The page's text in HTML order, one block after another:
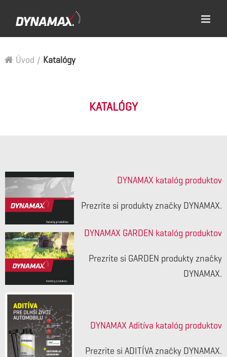
Úvod / Katalógy
KATALÓGY
DYNAMAX katalóg produktov
Prezrite si produkty značky DYNAMAX.
DYNAMAX GARDEN katalóg produktov
Prezrite si GARDEN produkty značky
DYNAMAX.
DYNAMAX Aditíva katalóg produktov
Prezrite si ADITÍVA značky DYNAMAX.